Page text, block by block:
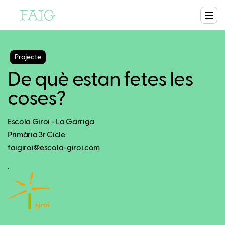
Projecte
De què estan fetes les
coses?
Escola Giroi - La Garriga
Primària 3r Cicle
faigiroi@escola-giroi.com
.